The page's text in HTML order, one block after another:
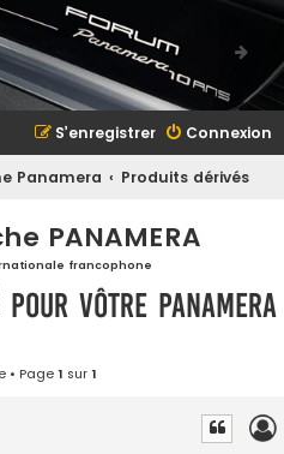
Connexion
S’enregistrer
Panamera Produits dérivés
PANAMERA
francophone
pour vôtre Panamera
• Page1 sur1